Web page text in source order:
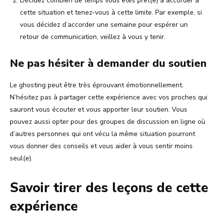
cette situation et tenez-vous à cette limite. Par exemple, si
vous décidez d’accorder une semaine pour espérer un
retour de communication, veillez à vous y tenir.
Ne pas hésiter à demander du soutien
Le ghosting peut être très éprouvant émotionnellement.
N’hésitez pas à partager cette expérience avec vos proches qui
sauront vous écouter et vous apporter leur soutien. Vous
pouvez aussi opter pour des groupes de discussion en ligne où
d’autres personnes qui ont vécu la même situation pourront
vous donner des conseils et vous aider à vous sentir moins
seul(e).
Savoir tirer des leçons de cette
expérience